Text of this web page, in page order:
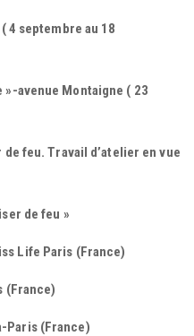
4 septembre au 18
»-avenue Montaigne ( 23
feu. Travail d’atelier en vue
de feu »
Life Paris (France)
(France)
Paris (France)